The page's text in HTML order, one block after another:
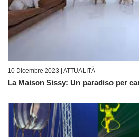
10 Dicembre 2023 | ATTUALITÀ
La Maison Sissy: Un paradiso per